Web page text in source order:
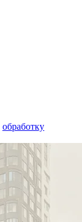
обработку